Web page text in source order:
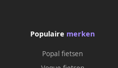
Populaire merken
Popal fietsen